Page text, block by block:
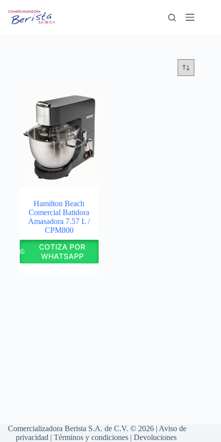
contenido
Hamilton Beach
Comercial Batidora
Amasadora 7.57 L /
CPM800
COTIZA POR
WHATSAPP
Comercializadora Berista S.A. de C.V. © 2026 | Aviso de
privacidad |Términos y condiciones |Devoluciones